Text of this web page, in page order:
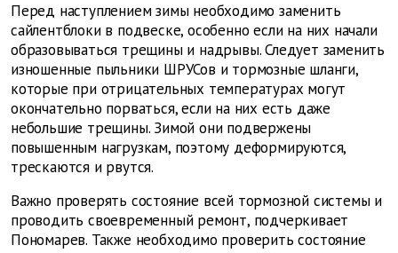
Перед наступлением зимы необходимо заменить
сайлентблоки в подвеске, особенно если на них начали
образовываться трещины и надрывы. Следует заменить
изношенные пыльники ШРУСов и тормозные шланги,
которые при отрицательных температурах могут
окончательно порваться, если на них есть даже
небольшие трещины. Зимой они подвержены
повышенным нагрузкам, поэтому деформируются,
трескаются и рвутся.
Важно проверять состояние всей тормозной системы и
проводить своевременный ремонт, подчеркивает
Пономарев. Также необходимо проверить состояние